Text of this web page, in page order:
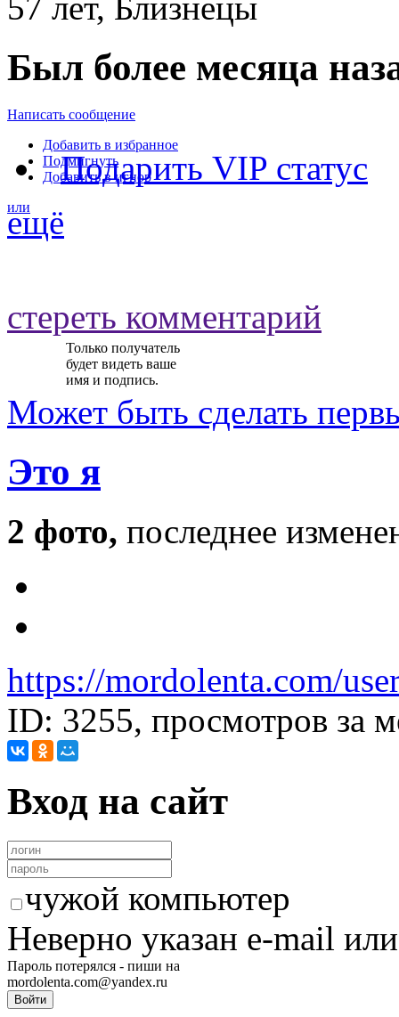
57 лет, Близнецы
Был более месяца
Написать сообщение
Добавить в избранное
Подмигнуть
Добавить в игнор
или
Подарить VIP статус
ещё
стереть комментарий
Только получатель
будет видеть ваше
имя и подпись.
Может быть сделать
Это я
2 фото, последнее
https://mordolenta.com/
ID: 3255, просмотров за
Вход на сайт
чужой компьютер
Неверно указан e-mail
Пароль потерялся - пиши на
mordolenta.com@yandex.ru